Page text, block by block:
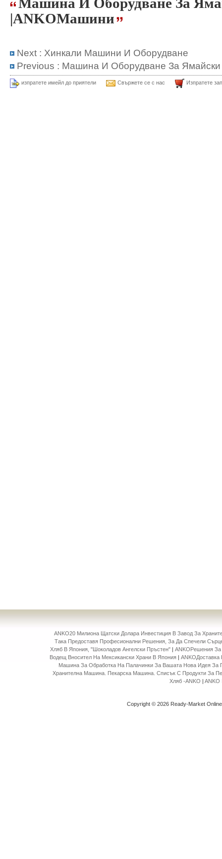
|ANKOМашини
Next : Хинкали Машини И Оборудване
Previous : Машина И Оборудване За Ямайски
изпратете имейл до приятели Свържете се с нас Изпратете
ANKO20 Милиона Щатски Долара Инвестиция В Завод За
Така Предоставя Професионални Решения, За Да Спечели
Хляб В Япония, "Шоколадов Ангелски Пръстен" |ANKOРешения
Водещ Вносител На Мексикански Храни В Япония |
Машина За Обработка На Палачинки За Вашата Нова Идея За
Хранителна Машина. Пекарска Машина. Списък С Продукти За
Хляб -ANKO |ANKO
Copyright © 2026 Ready-Market